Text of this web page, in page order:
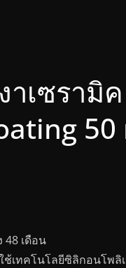
าเซรามิ
50
48 เดือน
เทคโนโลยีซิลิกอนโพ